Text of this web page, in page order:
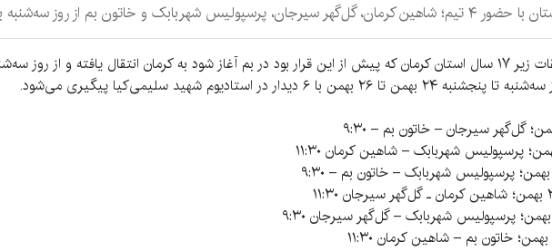
بهمن‌ماه با ۲ دیدار شروع می‌شود.